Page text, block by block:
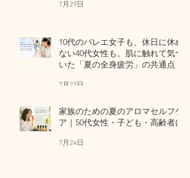
7月29日
10代のバレエ女子も、休日に休め
ない40代女性も。肌に触れて気づ
いた「夏の全身疲労」の共通点
7月27日
家族のための夏のアロマセルフケ
ア｜50代女性・子ども・高齢者に
7月24日